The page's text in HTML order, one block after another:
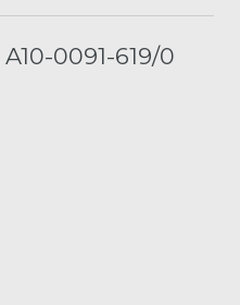
A10-0091-619/0